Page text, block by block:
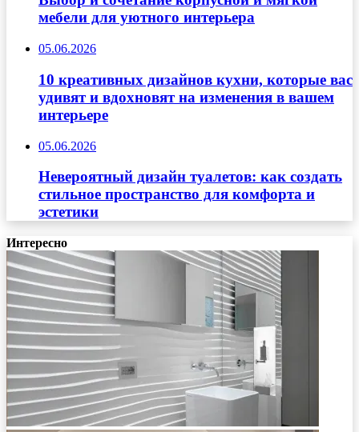
мебели для уютного интерьера
05.06.2026
10 креативных дизайнов кухни, которые вас
удивят и вдохновят на изменения в вашем
интерьере
05.06.2026
Невероятный дизайн туалетов: как создать
стильное пространство для комфорта и
эстетики
Интересно